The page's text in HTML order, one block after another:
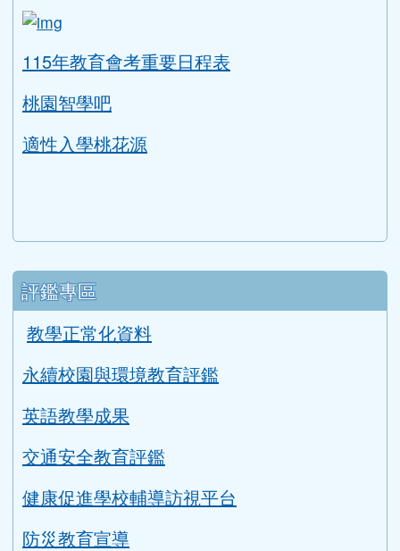
補考題庫下載
均一教育平台
教育部因材網
LearnMode學習吧
升學資訊
link to https://tyc.entry.edu.tw/